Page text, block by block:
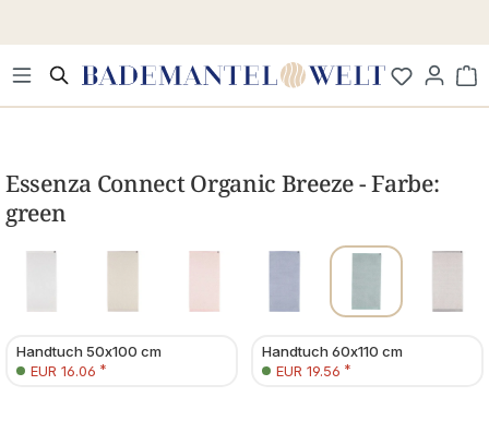
Essenza Connect Organic Breeze - Farbe:
green
Handtuch 50x100 cm
EUR 16.06 *
Handtuch 60x110 cm
EUR 19.56 *